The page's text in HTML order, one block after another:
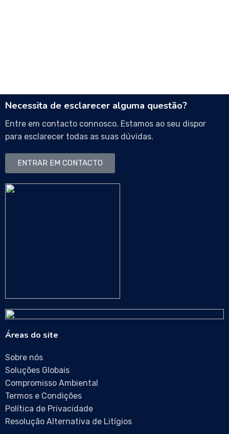
Necessita de esclarecer alguma questão?
Entre em contacto connosco. Estamos ao seu dispor
para esclarecer todas as suas dúvidas.
ENTRAR EM CONTACTO
Áreas do site
Sobre nós
Soluções Globais
Compromisso Ambiental
Termos e Condições
Política de Privacidade
Resolução Alternativa de Litígios